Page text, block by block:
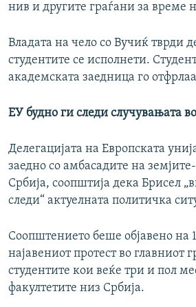
нив и другите граѓани за време
Владата на чело со Вучиќ тврди
студентите се исполнети.
академската заедница го
ЕУ будно ги следи случувањата
Делегацијата на Европската
заедно со амбасадите на
Србија, соопштија дека Брисел
следи“ актуелната политичка
Соопштението беше објавено на
најавениот протест во главниот
студентите кои веќе три и пол
факултетите низ Србија.